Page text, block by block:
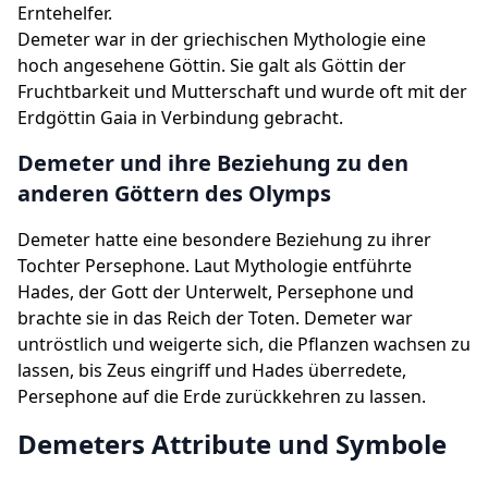
Erntehelfer.
Demeter war in der griechischen Mythologie eine
hoch angesehene Göttin. Sie galt als Göttin der
Fruchtbarkeit und Mutterschaft und wurde oft mit der
Erdgöttin Gaia in Verbindung gebracht.
Demeter und ihre Beziehung zu den
anderen Göttern des Olymps
Demeter hatte eine besondere Beziehung zu ihrer
Tochter Persephone. Laut Mythologie entführte
Hades, der Gott der Unterwelt, Persephone und
brachte sie in das Reich der Toten. Demeter war
untröstlich und weigerte sich, die Pflanzen wachsen zu
lassen, bis Zeus eingriff und Hades überredete,
Persephone auf die Erde zurückkehren zu lassen.
Demeters Attribute und Symbole